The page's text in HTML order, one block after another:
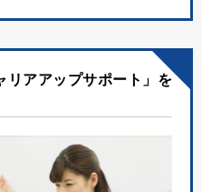
リアアップサポート」を